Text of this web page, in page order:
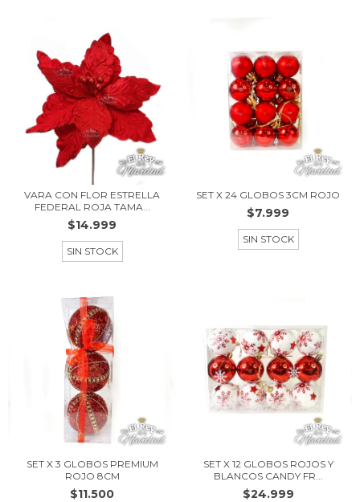
VARA CON FLOR ESTRELLA
FEDERAL ROJA TAMA...
$14.999
SIN STOCK
SET X 24 GLOBOS 3CM ROJO
$7.999
SIN STOCK
SET X 3 GLOBOS PREMIUM
ROJO 8CM
$11.500
SET X 12 GLOBOS ROJOS Y
BLANCOS CANDY FR...
$24.999